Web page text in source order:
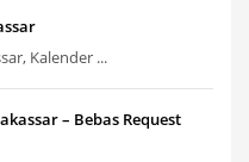
Kalender ...
– Bebas Request